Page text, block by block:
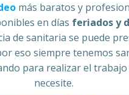
más baratos y
en días feriados y
de sanitaria se puede
eso siempre tenemos
para realizar el trabajo
necesite.